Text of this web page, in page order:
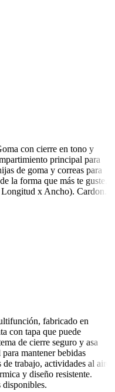
con cierre en tono y
principal para
de goma y correas para
la forma que más te guste.
x Ancho). Cardon.
fabricado en
con tapa que puede
de cierre seguro y asa
mantener bebidas
trabajo, actividades al aire
y diseño resistente.